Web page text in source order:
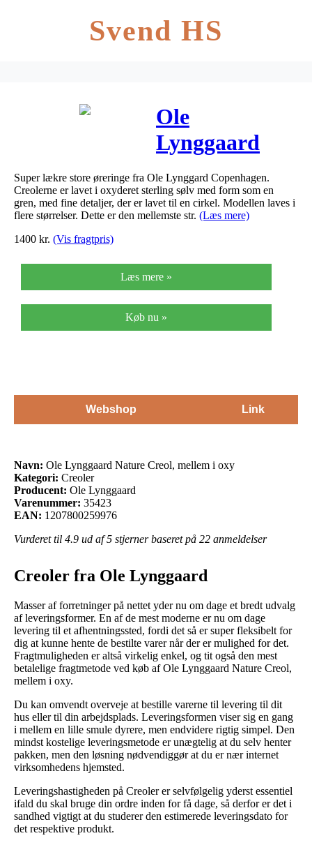
Svend HS
Ole
Lynggaard
Nature Creol,
mellem i oxy
Super lækre store øreringe fra Ole Lynggard Copenhagen.
Creolerne er lavet i oxyderet sterling sølv med form som en
gren, med fine detaljer, der er lavet til en cirkel. Modellen laves i
flere størrelser. Dette er den mellemste str. (Læs mere)
1400 kr. (Vis fragtpris)
Læs mere »
Køb nu »
Webshop Link
Navn: Ole Lynggaard Nature Creol, mellem i oxy
Kategori: Creoler
Producent: Ole Lynggaard
Varenummer: 35423
EAN: 1207800259976
Vurderet til 4.9 ud af 5 stjerner baseret på 22 anmeldelser
Creoler fra Ole Lynggaard
Masser af forretninger på nettet yder nu om dage et bredt udvalg
af leveringsformer. En af de mest moderne er nu om dage
levering til et afhentningssted, fordi det så er super fleksibelt for
dig at kunne hente de bestilte varer når der er mulighed for det.
Fragtmuligheden er altså virkelig enkel, og tit også den mest
betalelige fragtmetode ved køb af Ole Lynggaard Nature Creol,
mellem i oxy.
Du kan omvendt overveje at bestille varerne til levering til dit
hus eller til din arbejdsplads. Leveringsformen viser sig en gang
i mellem en lille smule dyrere, men endvidere rigtig simpel. Den
mindst kostelige leveringsmetode er unægtelig at du selv henter
pakken, men den løsning nødvendiggør at du er nær internet
virksomhedens hjemsted.
Leveringshastigheden på Creoler er selvfølgelig yderst essentiel
ifald du skal bruge din ordre inden for få dage, så derfor er det i
sandhed vigtigt at du studerer den estimerede leveringsdato for
det respektive produkt.